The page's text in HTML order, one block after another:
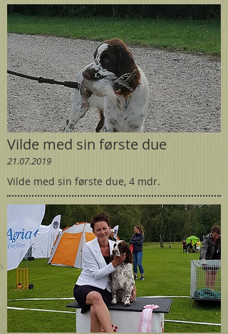
Vilde med sin første due
21.07.2019
Vilde med sin første due, 4 mdr.